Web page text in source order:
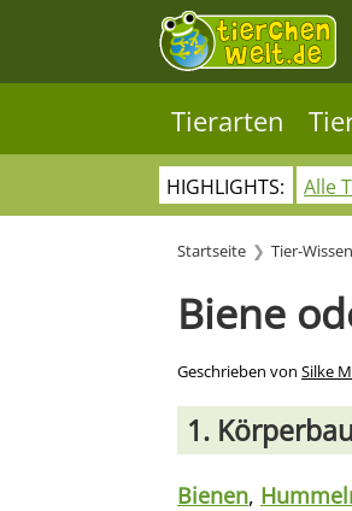
Tierarten
HIGHLIGHTS: Alle
Startseite Tier-Wissen
Biene
Geschrieben von Silke
1. Körperbau
Bienen,